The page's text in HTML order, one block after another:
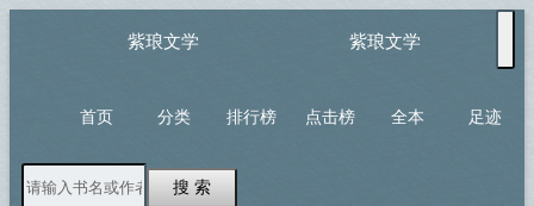
紫琅文学 紫琅文学
首页 分类 排行榜 点击榜 全本 足迹
搜 索